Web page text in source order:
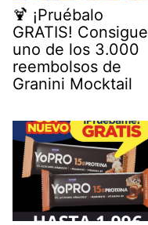
🍹 ¡Pruébalo
GRATIS! Consigue
uno de los 3.000
reembolsos de
Granini Mocktail